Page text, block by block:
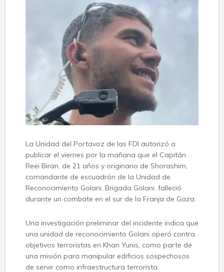
La Unidad del Portavoz de las FDI autorizó a
publicar el viernes por la mañana que el Capitán
Reei Biran, de 21 años y originario de Shorashim,
comandante de escuadrón de la Unidad de
Reconocimiento Golani, Brigada Golani, falleció
durante un combate en el sur de la Franja de Gaza.
Una investigación preliminar del incidente indica que
una unidad de reconocimiento Golani operó contra
objetivos terroristas en Khan Yunis, como parte de
una misión para manipular edificios sospechosos
de servir como infraestructura terrorista.